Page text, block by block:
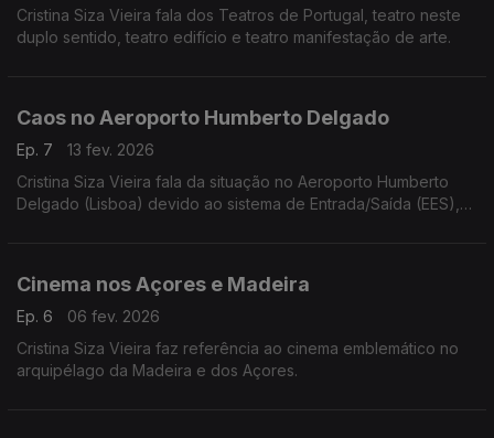
Cristina Siza Vieira fala dos Teatros de Portugal, teatro neste
duplo sentido, teatro edifício e teatro manifestação de arte.
Caos no Aeroporto Humberto Delgado
Ep. 7
13 fev. 2026
Cristina Siza Vieira fala da situação no Aeroporto Humberto
Delgado (Lisboa) devido ao sistema de Entrada/Saída (EES),
Cinema nos Açores e Madeira
Ep. 6
06 fev. 2026
Cristina Siza Vieira faz referência ao cinema emblemático no
arquipélago da Madeira e dos Açores.